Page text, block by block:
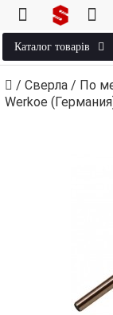
Каталог товарів
/ Сверла / По
Werkoe